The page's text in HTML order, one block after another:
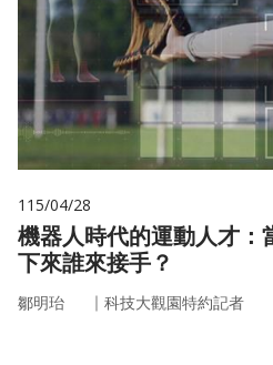
115/04/28
機器人時代的運動人才：
下來誰來接手？
鄒明珆 ｜ 科技大觀園特約記者